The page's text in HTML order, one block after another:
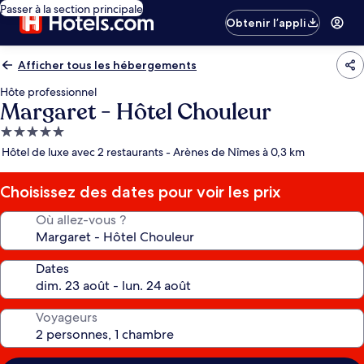
Passer à la section principale
Obtenir l’appli
Afficher tous les hébergements
Hôte professionnel
Margaret - Hôtel Chouleur
Hébergement
5.0 étoiles
Hôtel de luxe avec 2 restaurants - Arènes de Nîmes à 0,3 km
Choisissez des dates pour voir les prix
Où allez-vous ?
Dates
Voyageurs